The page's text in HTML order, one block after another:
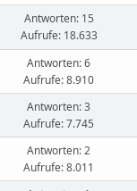
Antworten: 15
Aufrufe: 18.633
Antworten: 6
Aufrufe: 8.910
Antworten: 3
Aufrufe: 7.745
Antworten: 2
Aufrufe: 8.011